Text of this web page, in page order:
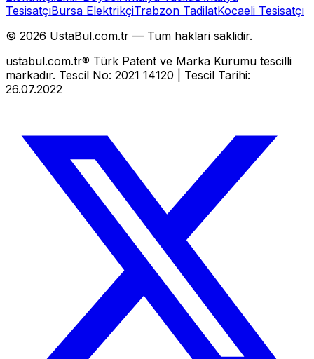
TesisatçıBursa ElektrikçiTrabzon TadilatKocaeli Tesisatçı
© 2026 UstaBul.com.tr — Tum haklari saklidir.
ustabul.com.tr® Türk Patent ve Marka Kurumu tescilli
markadır. Tescil No: 2021 14120 | Tescil Tarihi:
26.07.2022